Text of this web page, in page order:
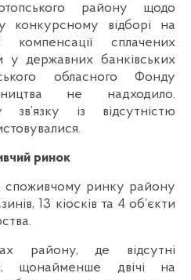
району щодо
конкурсному відборі на
компенсації сплачених
у державних банківських
обласного Фонду
не надходило.
із відсутністю
ринок
споживчому ринку району
13 кіосків та 4 об’єкти
району, де відсутні
щонайменше двічі на